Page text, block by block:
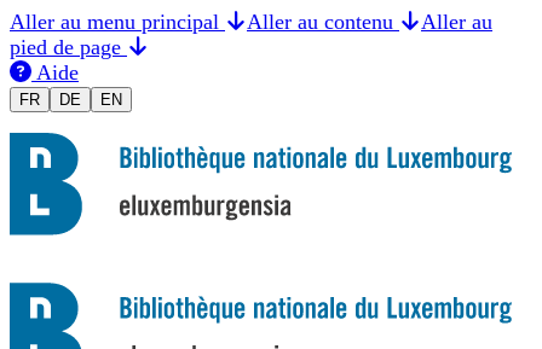
Aller au menu principal Aller au contenu
Aller au
pied de page
Aide
FRChanger la langue en Français
DE Sprache auf Deutsch ändern
ENSwitch to English